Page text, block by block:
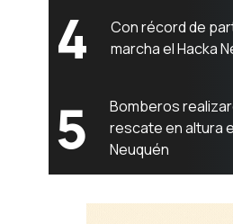
4
Con récord de
marcha el Hacka
5
Bomberos
rescate en altura
Neuquén